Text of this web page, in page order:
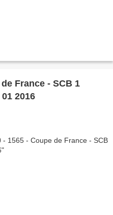
France - SCB 1
2016